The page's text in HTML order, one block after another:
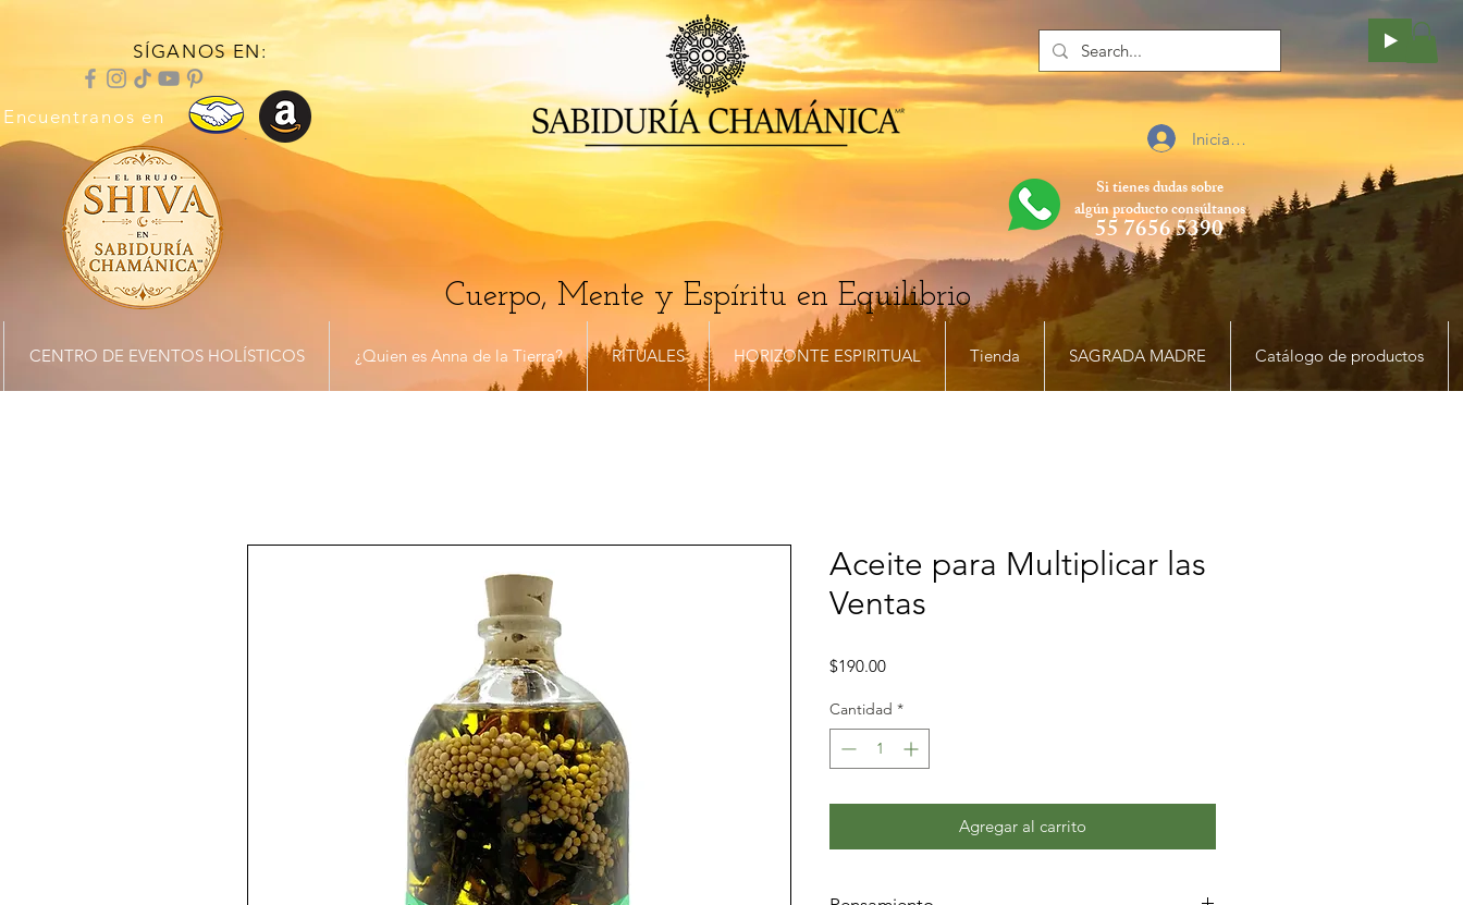
Encuentranos en
Si tienes dudas sobre
algún productoconsúltanos
55 7656 5390
Cuerpo, Mente y Espíritu en Equilibrio
CENTRO DE EVENTOS HOLÍSTICOS ¿Quien es Anna de la Tierra? RITUALES HORIZONTE ESPIRITUAL Tienda SAGRADA MADRE Catálogo de productos
SÍGANOS EN:
Iniciar sesión
Aceite para Multiplicar las
Ventas
$190.00Precio
Cantidad *
Agregar al carrito